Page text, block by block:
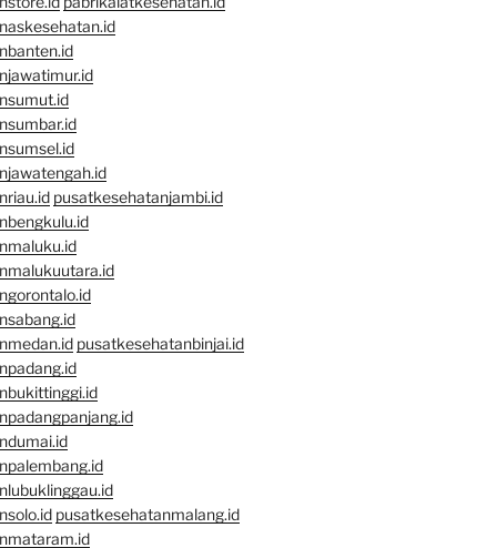
pusatkesehatanjambi.id
pusatkesehatanbinjai.id
pusatkesehatanmalang.id